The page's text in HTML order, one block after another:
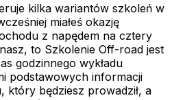
kilka wariantów szkoleń w
miałeś okazję
z napędem na cztery
to Szkolenie Off-road jest
godzinnego wykładu
podstawowych informacji
który będziesz prowadził, a